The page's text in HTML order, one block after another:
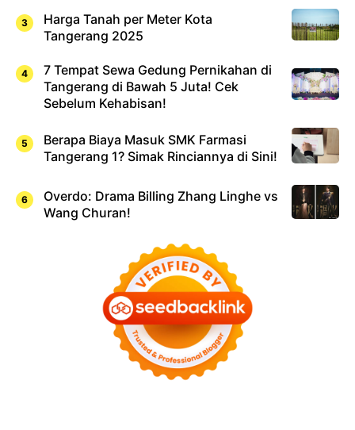
Harga Tanah per Meter Kota
Tangerang 2025
7 Tempat Sewa Gedung Pernikahan di
Tangerang di Bawah 5 Juta! Cek
Sebelum Kehabisan!
Berapa Biaya Masuk SMK Farmasi
Tangerang 1? Simak Rinciannya di Sini!
Overdo: Drama Billing Zhang Linghe vs
Wang Churan!